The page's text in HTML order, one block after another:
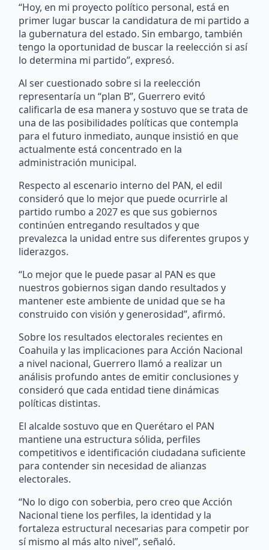
“Hoy, en mi proyecto político personal, está en
primer lugar buscar la candidatura de mi partido a
la gubernatura del estado. Sin embargo, también
tengo la oportunidad de buscar la reelección si así
lo determina mi partido”, expresó.
Al ser cuestionado sobre si la reelección
representaría un “plan B”, Guerrero evitó
calificarla de esa manera y sostuvo que se trata de
una de las posibilidades políticas que contempla
para el futuro inmediato, aunque insistió en que
actualmente está concentrado en la
administración municipal.
Respecto al escenario interno del PAN, el edil
consideró que lo mejor que puede ocurrirle al
partido rumbo a 2027 es que sus gobiernos
continúen entregando resultados y que
prevalezca la unidad entre sus diferentes grupos y
liderazgos.
“Lo mejor que le puede pasar al PAN es que
nuestros gobiernos sigan dando resultados y
mantener este ambiente de unidad que se ha
construido con visión y generosidad”, afirmó.
Sobre los resultados electorales recientes en
Coahuila y las implicaciones para Acción Nacional
a nivel nacional, Guerrero llamó a realizar un
análisis profundo antes de emitir conclusiones y
consideró que cada entidad tiene dinámicas
políticas distintas.
El alcalde sostuvo que en Querétaro el PAN
mantiene una estructura sólida, perfiles
competitivos e identificación ciudadana suficiente
para contender sin necesidad de alianzas
electorales.
“No lo digo con soberbia, pero creo que Acción
Nacional tiene los perfiles, la identidad y la
fortaleza estructural necesarias para competir por
sí mismo al más alto nivel”, señaló.